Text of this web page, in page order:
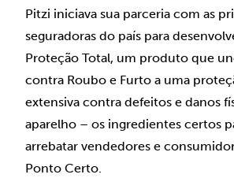
Pitzi iniciava sua parceria com as
seguradoras do país para
Proteção Total, um produto que
contra Roubo e Furto a uma
extensiva contra defeitos e danos
aparelho – os ingredientes certos
arrebatar vendedores e
Ponto Certo.